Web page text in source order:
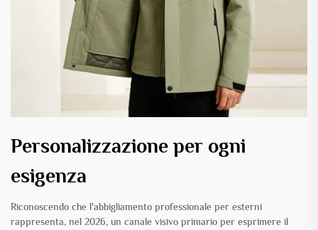
Personalizzazione per ogni
esigenza
Riconoscendo che l'abbigliamento professionale per esterni
rappresenta, nel 2026, un canale visivo primario per esprimere il